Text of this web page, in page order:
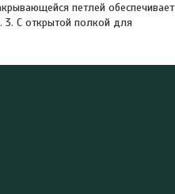
петлей обеспечивает
С открытой полкой для